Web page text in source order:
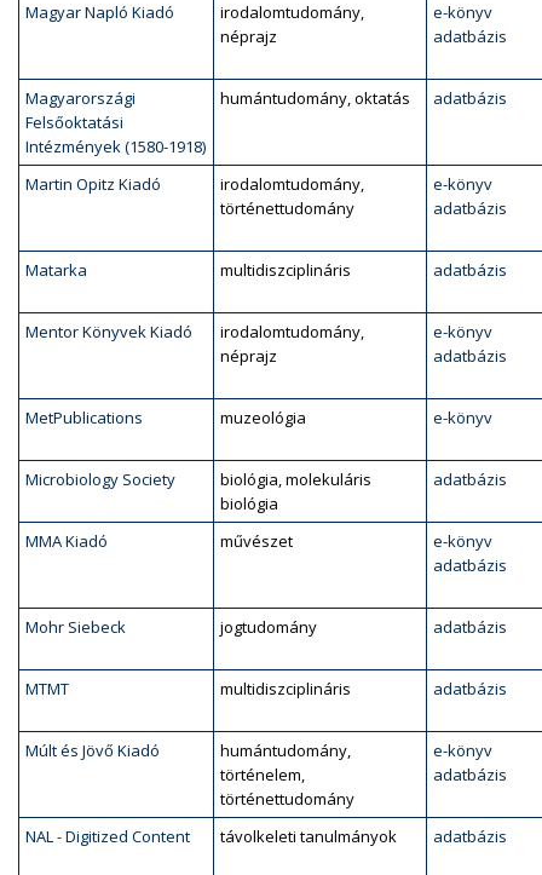
Magyar Napló Kiadó
irodalomtudomány,
néprajz
e-könyv
adatbázis
Magyarországi
Felsőoktatási
Intézmények (1580-1918)
humántudomány, oktatás adatbázis
Martin Opitz Kiadó
irodalomtudomány,
történettudomány
e-könyv
adatbázis
Matarka multidiszciplináris adatbázis
Mentor Könyvek Kiadó
irodalomtudomány,
néprajz
e-könyv
adatbázis
MetPublications muzeológia e-könyv
Microbiology Society
biológia, molekuláris
biológia
adatbázis
MMA Kiadó művészet
e-könyv
adatbázis
Mohr Siebeck jogtudomány adatbázis
MTMT multidiszciplináris adatbázis
Múlt és Jövő Kiadó
humántudomány,
történelem,
történettudomány
e-könyv
adatbázis
NAL - Digitized Content távolkeleti tanulmányok adatbázis